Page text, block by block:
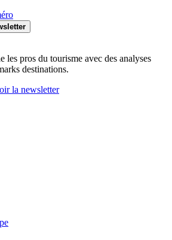
les pros du tourisme avec des analyses
destinations.
la newsletter